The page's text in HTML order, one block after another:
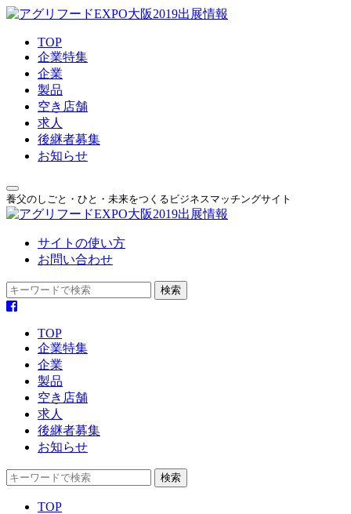
TOP
企業特集
企業
製品
空き店舗
求人
後継者募集
お知らせ
養父のしごと・ひと・未来をつくるビジネスマッチングサイト
サイトの使い方
お問い合わせ
TOP
企業特集
企業
製品
空き店舗
求人
後継者募集
お知らせ
TOP